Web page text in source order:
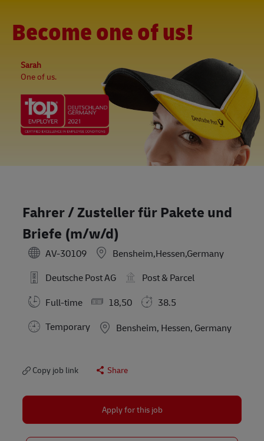
Become one of us!
Sarah
One of us.
Fahrer / Zusteller für Pakete und
Briefe (m/w/d)
AV-30109
Bensheim,Hessen,Germany
Deutsche Post AG
Post & Parcel
Full-time
18,50
38.5
Temporary
Location
Bensheim, Hessen, Germany
Copy job link Share
Apply for this job